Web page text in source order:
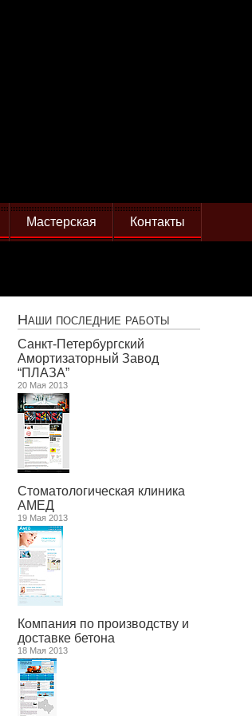
Мастерская Контакты
Наши последние работы
Санкт-Петербургский
Амортизаторный Завод
“ПЛАЗА”
20 Мая 2013
Стоматологическая клиника
АМЕД
19 Мая 2013
Компания по производству и
доставке бетона
18 Мая 2013